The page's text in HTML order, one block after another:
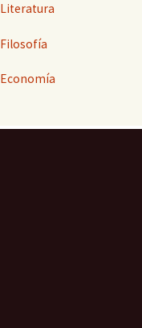
Literatura
Filosofía
Economía